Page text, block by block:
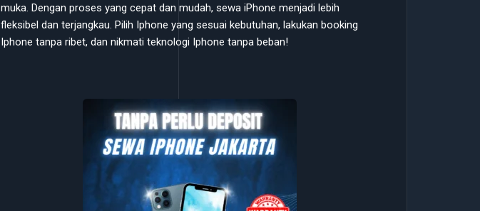
muka. Dengan proses yang cepat dan mudah, sewa iPhone menjadi lebih
fleksibel dan terjangkau. Pilih Iphone yang sesuai kebutuhan, lakukan booking
Iphone tanpa ribet, dan nikmati teknologi Iphone tanpa beban!